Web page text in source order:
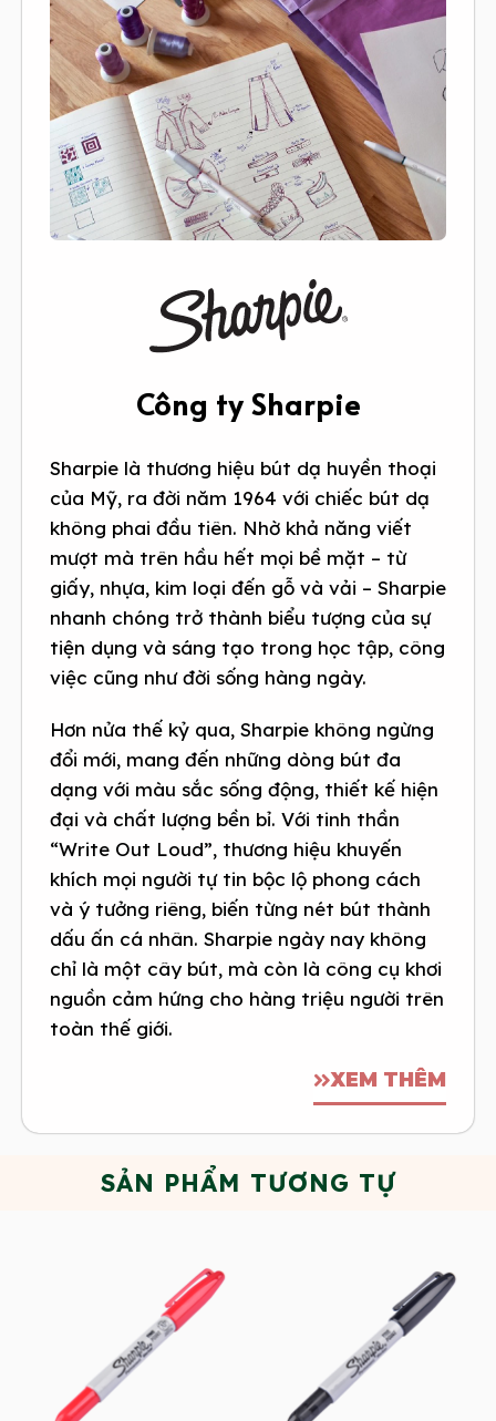
Công ty Sharpie
Sharpie là thương hiệu bút dạ huyền thoại
của Mỹ, ra đời năm 1964 với chiếc bút dạ
không phai đầu tiên. Nhờ khả năng viết
mượt mà trên hầu hết mọi bề mặt – từ
giấy, nhựa, kim loại đến gỗ và vải – Sharpie
nhanh chóng trở thành biểu tượng của sự
tiện dụng và sáng tạo trong học tập, công
việc cũng như đời sống hàng ngày.
Hơn nửa thế kỷ qua, Sharpie không ngừng
đổi mới, mang đến những dòng bút đa
dạng với màu sắc sống động, thiết kế hiện
đại và chất lượng bền bỉ. Với tinh thần
“Write Out Loud”, thương hiệu khuyến
khích mọi người tự tin bộc lộ phong cách
và ý tưởng riêng, biến từng nét bút thành
dấu ấn cá nhân. Sharpie ngày nay không
chỉ là một cây bút, mà còn là công cụ khơi
nguồn cảm hứng cho hàng triệu người trên
toàn thế giới.
XEM THÊM
SẢN PHẨM TƯƠNG TỰ